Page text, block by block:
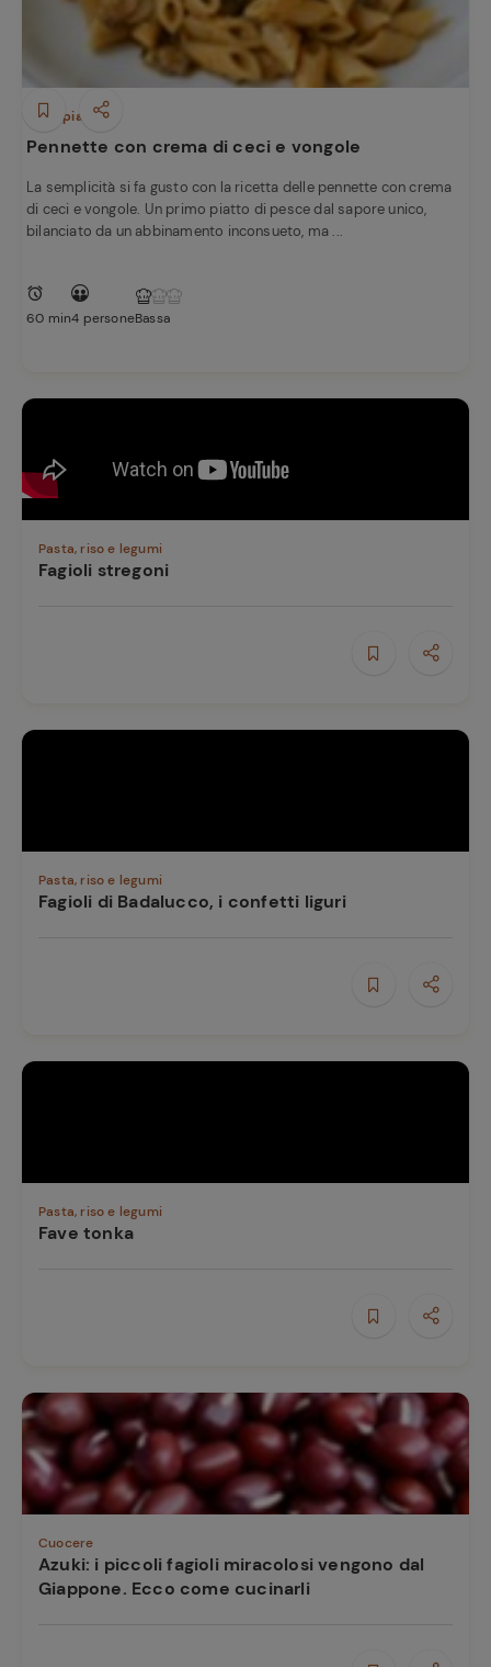
Primi piatti
Pennette con crema di ceci e vongole
La semplicità si fa gusto con la ricetta delle pennette con crema
di ceci e vongole. Un primo piatto di pesce dal sapore unico,
bilanciato da un abbinamento inconsueto, ma ...
60 min4 personeBassa
Pasta, riso e legumi
Fagioli stregoni
Pasta, riso e legumi
Fagioli di Badalucco, i confetti liguri
Pasta, riso e legumi
Fave tonka
Cuocere
Azuki: i piccoli fagioli miracolosi vengono dal
Giappone. Ecco come cucinarli
Ricette
preferite